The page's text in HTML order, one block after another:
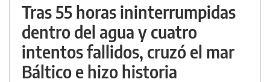
Tras 55 horas ininterrumpidas
dentro del agua y cuatro
intentos fallidos, cruzó el mar
Báltico e hizo historia